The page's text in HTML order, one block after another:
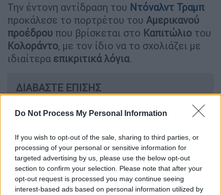
Do Not Process My Personal Information
If you wish to opt-out of the sale, sharing to third parties, or
processing of your personal or sensitive information for
targeted advertising by us, please use the below opt-out
section to confirm your selection. Please note that after your
opt-out request is processed you may continue seeing
interest-based ads based on personal information utilized by
Την έντονη αντίδραση του Ντόναλντ Τραμπ
προκάλεσε το πορτρέτου του Αμερικανού
προέδρου που βρίσκεται στο Καπιτώλιο του
Κολοράντο, με τον ίδιο να το σχολιάζει με
ιδιαίτερα επικριτικά λόγια.
ΔΙΑΒΑΣΤΕ ΕΠΙΣΗΣ
Κόσμος|22.03.2025 10:34
στέλνει μήνυμα απτής συμφιλίωσης
στην Άγκυρα και βάζει τα F-35 ξανά
στο τραπέζι